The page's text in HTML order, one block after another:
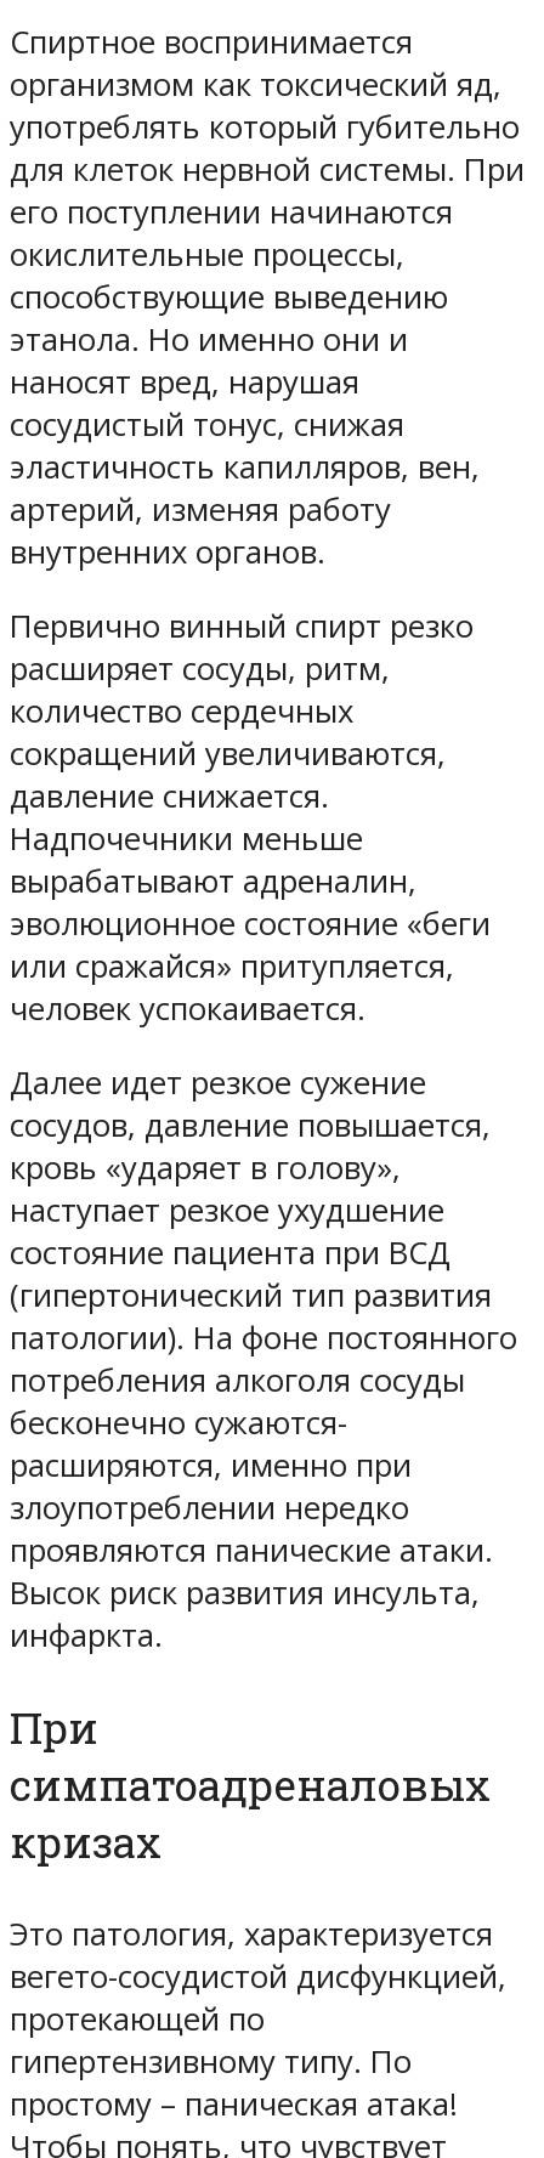
Спиртное воспринимается
организмом как токсический яд,
употреблять который губительно
для клеток нервной системы. При
его поступлении начинаются
окислительные процессы,
способствующие выведению
этанола. Но именно они и
наносят вред, нарушая
сосудистый тонус, снижая
эластичность капилляров, вен,
артерий, изменяя работу
внутренних органов.
Первично винный спирт резко
расширяет сосуды, ритм,
количество сердечных
сокращений увеличиваются,
давление снижается.
Надпочечники меньше
вырабатывают адреналин,
эволюционное состояние «беги
или сражайся» притупляется,
человек успокаивается.
Далее идет резкое сужение
сосудов, давление повышается,
кровь «ударяет в голову»,
наступает резкое ухудшение
состояние пациента при ВСД
(гипертонический тип развития
патологии). На фоне постоянного
потребления алкоголя сосуды
бесконечно сужаются-
расширяются, именно при
злоупотреблении нередко
проявляются панические атаки.
Высок риск развития инсульта,
инфаркта.
При
симпатоадреналовых
кризах
Это патология, характеризуется
вегето-сосудистой дисфункцией,
протекающей по
гипертензивному типу. По
простому – паническая атака!
Чтобы понять, что чувствует